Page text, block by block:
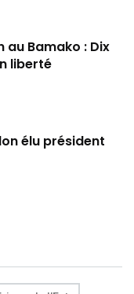
au Bamako : Dix
liberté
élu président